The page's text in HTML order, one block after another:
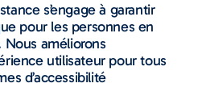
s’engage à garantir
pour les personnes en
améliorons
utilisateur pour tous
d’accessibilité